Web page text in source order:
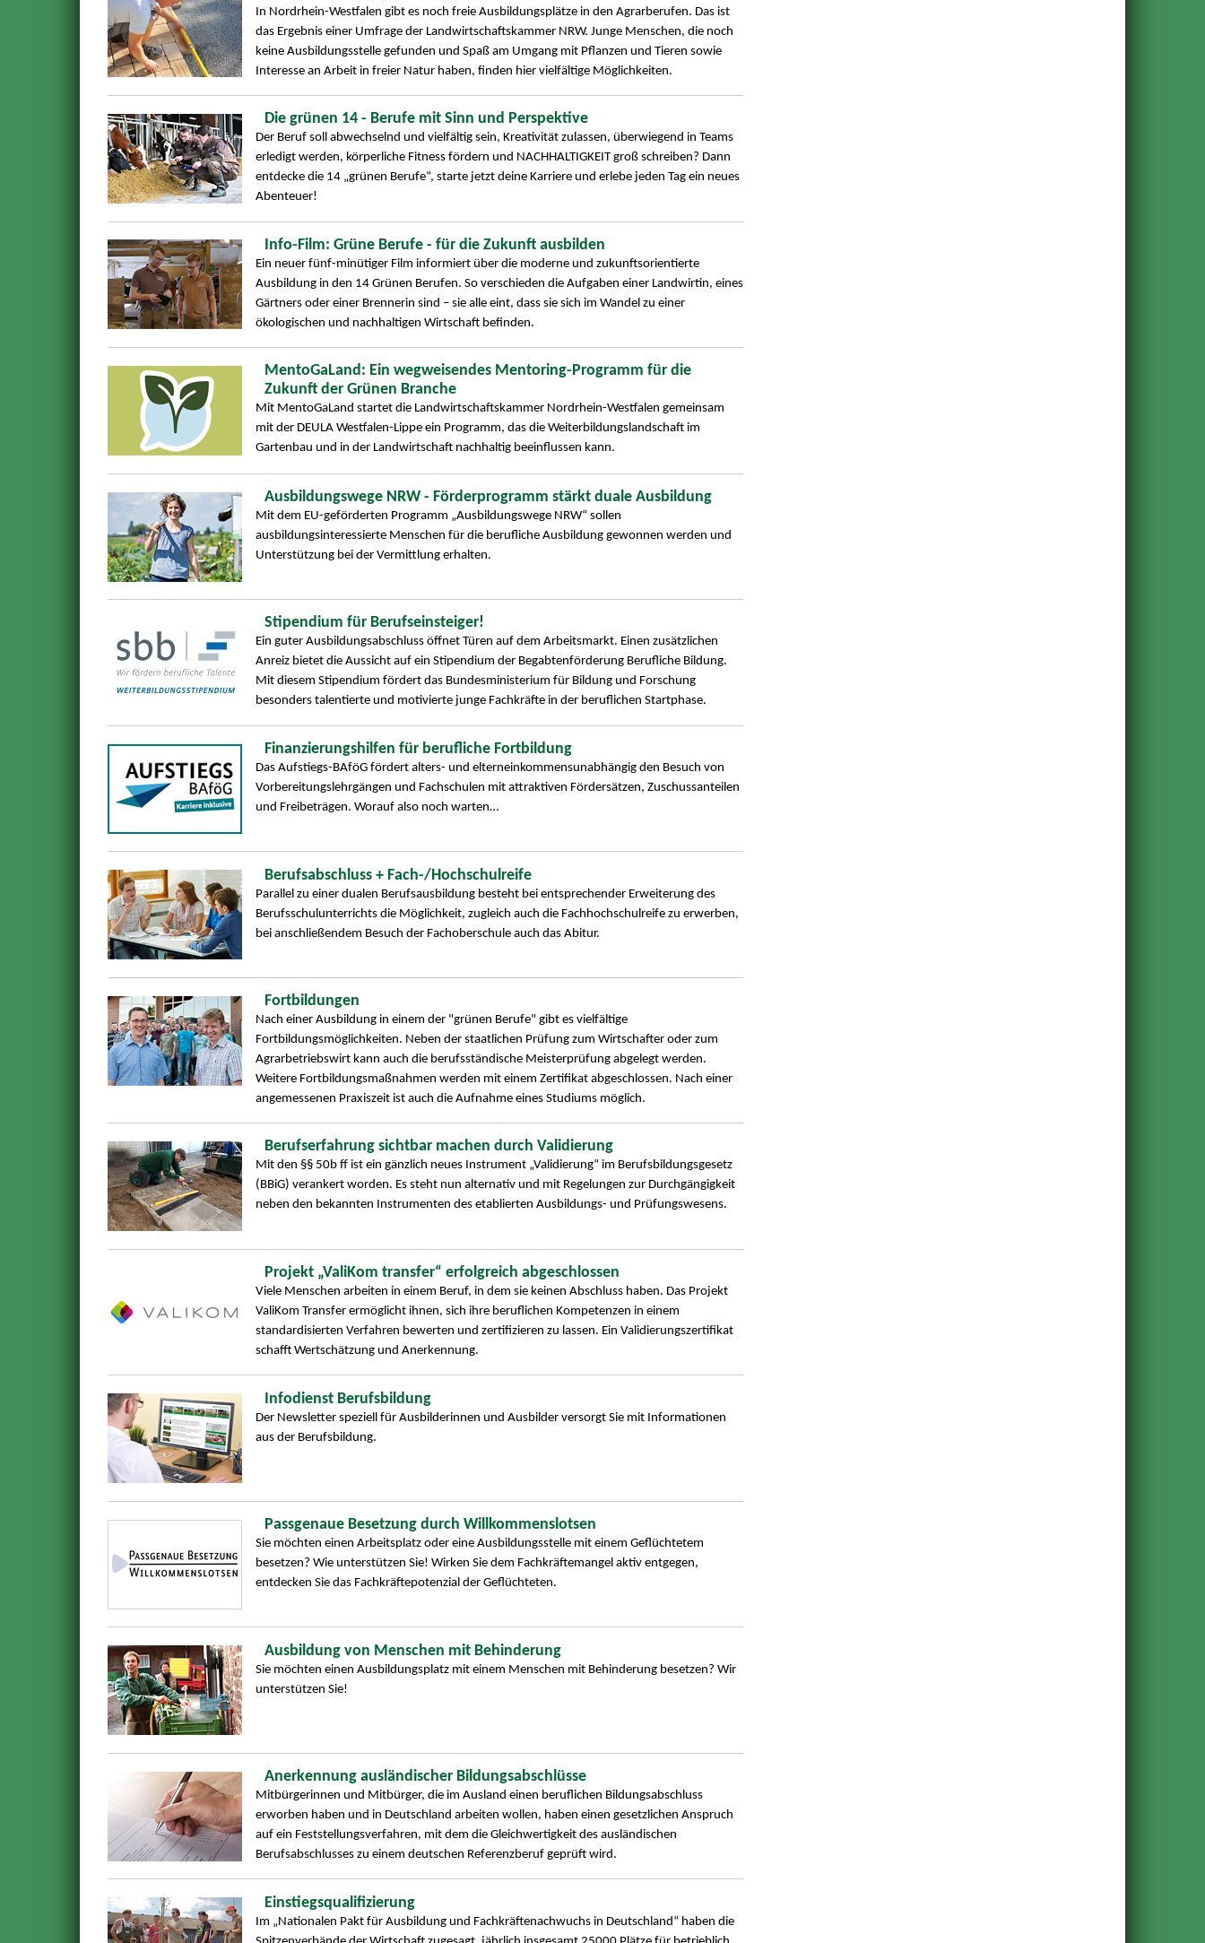
In Nordrhein-Westfalen gibt es noch freie Ausbildungsplätze in den Agrarberufen. Das ist
das Ergebnis einer Umfrage der Landwirtschaftskammer NRW. Junge Menschen, die noch
keine Ausbildungsstelle gefunden und Spaß am Umgang mit Pflanzen und Tieren sowie
Interesse an Arbeit in freier Natur haben, finden hier vielfältige Möglichkeiten.
Die grünen 14 - Berufe mit Sinn und Perspektive
Der Beruf soll abwechselnd und vielfältig sein, Kreativität zulassen, überwiegend in Teams
erledigt werden, körperliche Fitness fördern und NACHHALTIGKEIT groß schreiben? Dann
entdecke die 14 „grünen Berufe“, starte jetzt deine Karriere und erlebe jeden Tag ein neues
Abenteuer!
Info-Film: Grüne Berufe - für die Zukunft ausbilden
Ein neuer fünf-minütiger Film informiert über die moderne und zukunftsorientierte
Ausbildung in den 14 Grünen Berufen. So verschieden die Aufgaben einer Landwirtin, eines
Gärtners oder einer Brennerin sind – sie alle eint, dass sie sich im Wandel zu einer
ökologischen und nachhaltigen Wirtschaft befinden.
MentoGaLand: Ein wegweisendes Mentoring-Programm für die
Zukunft der Grünen Branche
Mit MentoGaLand startet die Landwirtschaftskammer Nordrhein-Westfalen gemeinsam
mit der DEULA Westfalen-Lippe ein Programm, das die Weiterbildungslandschaft im
Gartenbau und in der Landwirtschaft nachhaltig beeinflussen kann.
Ausbildungswege NRW - Förderprogramm stärkt duale Ausbildung
Mit dem EU-geförderten Programm „Ausbildungswege NRW“ sollen
ausbildungsinteressierte Menschen für die berufliche Ausbildung gewonnen werden und
Unterstützung bei der Vermittlung erhalten.
Stipendium für Berufseinsteiger!
Ein guter Ausbildungsabschluss öffnet Türen auf dem Arbeitsmarkt. Einen zusätzlichen
Anreiz bietet die Aussicht auf ein Stipendium der Begabtenförderung Berufliche Bildung.
Mit diesem Stipendium fördert das Bundesministerium für Bildung und Forschung
besonders talentierte und motivierte junge Fachkräfte in der beruflichen Startphase.
Finanzierungshilfen für berufliche Fortbildung
Das Aufstiegs-BAföG fördert alters- und elterneinkommensunabhängig den Besuch von
Vorbereitungslehrgängen und Fachschulen mit attraktiven Fördersätzen, Zuschussanteilen
und Freibeträgen. Worauf also noch warten…
Berufsabschluss + Fach-/Hochschulreife
Parallel zu einer dualen Berufsausbildung besteht bei entsprechender Erweiterung des
Berufsschulunterrichts die Möglichkeit, zugleich auch die Fachhochschulreife zu erwerben,
bei anschließendem Besuch der Fachoberschule auch das Abitur.
Fortbildungen
Nach einer Ausbildung in einem der "grünen Berufe" gibt es vielfältige
Fortbildungsmöglichkeiten. Neben der staatlichen Prüfung zum Wirtschafter oder zum
Agrarbetriebswirt kann auch die berufsständische Meisterprüfung abgelegt werden.
Weitere Fortbildungsmaßnahmen werden mit einem Zertifikat abgeschlossen. Nach einer
angemessenen Praxiszeit ist auch die Aufnahme eines Studiums möglich.
Berufserfahrung sichtbar machen durch Validierung
Mit den §§ 50b ff ist ein gänzlich neues Instrument „Validierung“ im Berufsbildungsgesetz
(BBiG) verankert worden. Es steht nun alternativ und mit Regelungen zur Durchgängigkeit
neben den bekannten Instrumenten des etablierten Ausbildungs- und Prüfungswesens.
Projekt „ValiKom transfer“ erfolgreich abgeschlossen
Viele Menschen arbeiten in einem Beruf, in dem sie keinen Abschluss haben. Das Projekt
ValiKom Transfer ermöglicht ihnen, sich ihre beruflichen Kompetenzen in einem
standardisierten Verfahren bewerten und zertifizieren zu lassen. Ein Validierungszertifikat
schafft Wertschätzung und Anerkennung.
Infodienst Berufsbildung
Der Newsletter speziell für Ausbilderinnen und Ausbilder versorgt Sie mit Informationen
aus der Berufsbildung.
Passgenaue Besetzung durch Willkommenslotsen
Sie möchten einen Arbeitsplatz oder eine Ausbildungsstelle mit einem Geflüchtetem
besetzen? Wie unterstützen Sie! Wirken Sie dem Fachkräftemangel aktiv entgegen,
entdecken Sie das Fachkräftepotenzial der Geflüchteten.
Ausbildung von Menschen mit Behinderung
Sie möchten einen Ausbildungsplatz mit einem Menschen mit Behinderung besetzen? Wir
unterstützen Sie!
Anerkennung ausländischer Bildungsabschlüsse
Mitbürgerinnen und Mitbürger, die im Ausland einen beruflichen Bildungsabschluss
erworben haben und in Deutschland arbeiten wollen, haben einen gesetzlichen Anspruch
auf ein Feststellungsverfahren, mit dem die Gleichwertigkeit des ausländischen
Berufsabschlusses zu einem deutschen Referenzberuf geprüft wird.
Einstiegsqualifizierung
Im „Nationalen Pakt für Ausbildung und Fachkräftenachwuchs in Deutschland“ haben die